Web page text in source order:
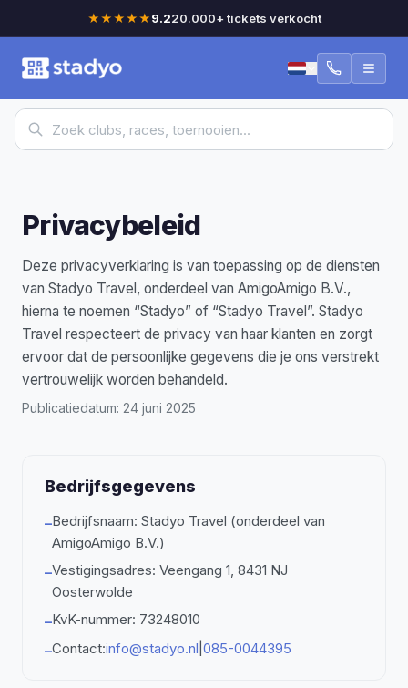
★★★★★9.220.000+ tickets verkocht
Privacybeleid
Deze privacyverklaring is van toepassing op de diensten
van Stadyo Travel, onderdeel van AmigoAmigo B.V.,
hierna te noemen “Stadyo” of “Stadyo Travel”. Stadyo
Travel respecteert de privacy van haar klanten en zorgt
ervoor dat de persoonlijke gegevens die je ons verstrekt
vertrouwelijk worden behandeld.
Publicatiedatum: 24 juni 2025
Bedrijfsgegevens
–Bedrijfsnaam: Stadyo Travel (onderdeel van
AmigoAmigo B.V.)
–Vestigingsadres: Veengang 1, 8431 NJ
Oosterwolde
–KvK-nummer: 73248010
–Contact:info@stadyo.nl 085-0044395